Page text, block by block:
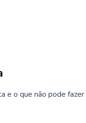
e o que não pode fazer